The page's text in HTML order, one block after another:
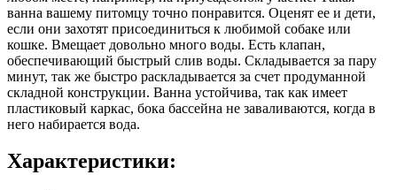
ванна вашему питомцу точно понравится. Оценят ее и дети,
если они захотят присоединиться к любимой собаке или
кошке. Вмещает довольно много воды. Есть клапан,
обеспечивающий быстрый слив воды. Складывается за пару
минут, так же быстро раскладывается за счет продуманной
складной конструкции. Ванна устойчива, так как имеет
пластиковый каркас, бока бассейна не заваливаются, когда в
него набирается вода.
Характеристики: